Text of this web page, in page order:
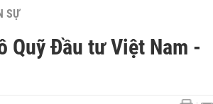
SỰ
Quỹ Đầu tư Việt Nam -